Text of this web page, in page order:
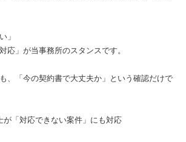
」
応」が当事務所のスタンスです。
、「今の契約書で大丈夫か」という確認だけで
が「対応できない案件」にも対応